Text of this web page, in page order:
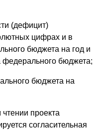
(дефицит)
цифрах и в
бюджета на год и
федерального бюджета;
бюджета на
проекта
согласительная